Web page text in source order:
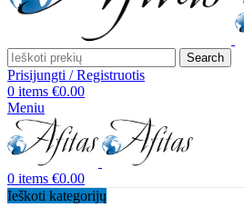
Search
Prisijungti / Registruotis
0 items €0.00
Meniu
0 items €0.00
Ieškoti kategorijų